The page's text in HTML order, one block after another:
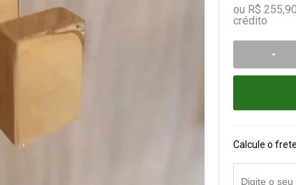
ou R$
crédito
-
Calcule o